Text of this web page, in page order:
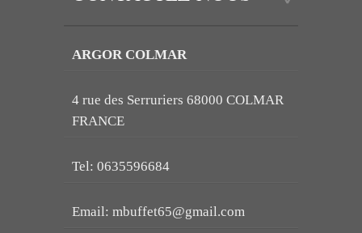
ARGOR COLMAR
4 rue des Serruriers 68000 COLMAR
FRANCE
Tel: 0635596684
Email: mbuffet65@gmail.com